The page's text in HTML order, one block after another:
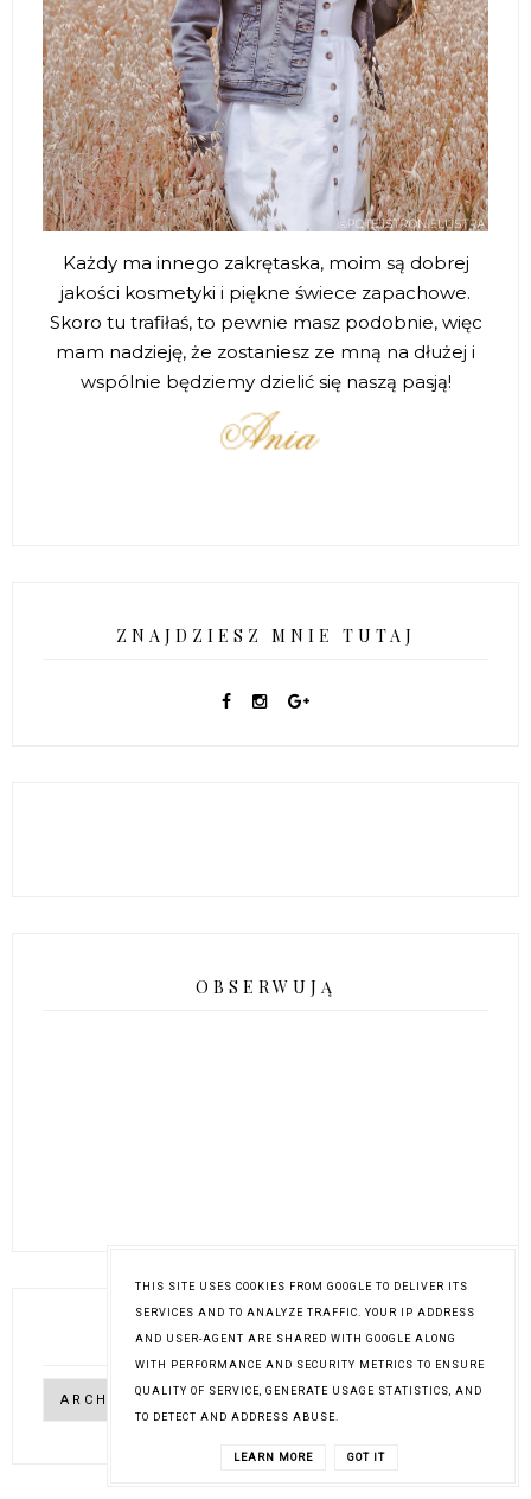
Każdy ma innego zakrętaska, moim są dobrej
jakości kosmetyki i piękne świece zapachowe.
Skoro tu trafiłaś, to pewnie masz podobnie, więc
mam nadzieję, że zostaniesz ze mną na dłużej i
wspólnie będziemy dzielić się naszą pasją!
ZNAJDZIESZ MNIE TUTAJ
OBSERWUJĄ
ARCHIWUM
THIS SITE USES COOKIES FROM GOOGLE TO DELIVER ITS
SERVICES AND TO ANALYZE TRAFFIC. YOUR IP ADDRESS
AND USER-AGENT ARE SHARED WITH GOOGLE ALONG
WITH PERFORMANCE AND SECURITY METRICS TO ENSURE
QUALITY OF SERVICE, GENERATE USAGE STATISTICS, AND
TO DETECT AND ADDRESS ABUSE.
LEARN MORE GOT IT